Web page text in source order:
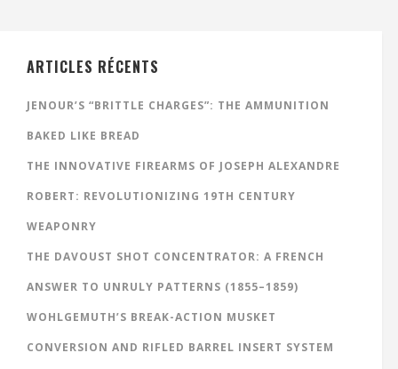
ARTICLES RÉCENTS
JENOUR’S “BRITTLE CHARGES”: THE AMMUNITION
BAKED LIKE BREAD
THE INNOVATIVE FIREARMS OF JOSEPH ALEXANDRE
ROBERT: REVOLUTIONIZING 19TH CENTURY
WEAPONRY
THE DAVOUST SHOT CONCENTRATOR: A FRENCH
ANSWER TO UNRULY PATTERNS (1855–1859)
WOHLGEMUTH’S BREAK-ACTION MUSKET
CONVERSION AND RIFLED BARREL INSERT SYSTEM